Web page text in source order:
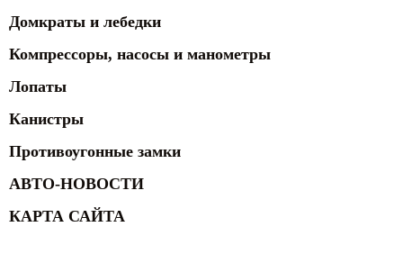
Домкраты и лебедки
Компрессоры, насосы и манометры
Лопаты
Канистры
Противоугонные замки
АВТО-НОВОСТИ
КАРТА САЙТА